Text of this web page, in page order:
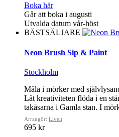
Boka här
Går att boka i augusti
Utvalda datum vår-höst
BÄSTSÄLJARE
Neon Brush Sip & Paint
Stockholm
Måla i mörker med
Låt kreativiteten flöda i en
takåsarna i Gamla stan. I
Arrangör: Liveit
695 kr